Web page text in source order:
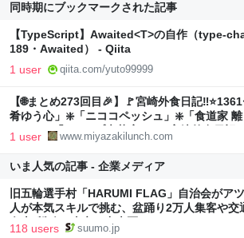
同時期にブックマークされた記事
【TypeScript】Awaited<T>の自作（type-
189・Awaited） - Qiita
1 user qiita.com/yuto99999
【🌐まとめ273回目🎉】🚩宮崎外食日記
肴ゆう心」❇️「ニココペッシュ」❇️「食道家
cafe」❇️「Aコープ木花店」 - ❇️宮崎外食日記❇️
1 user www.miyazakilunch.com
いま人気の記事 - 企業メディア
旧五輪選手村「HARUMI FLAG」自治会がア
人が本気スキルで挑む、盆踊り2万人集客や交
向上”戦略 東京・中央区
118 users suumo.jp